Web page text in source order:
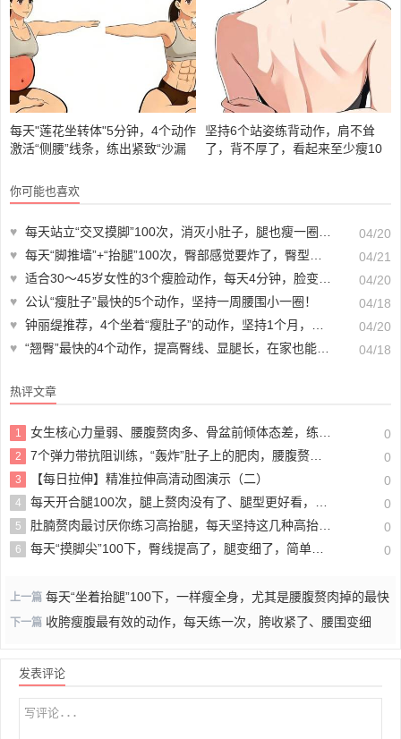
每天"莲花坐转体"5分钟，4个动作
激活“侧腰”线条，练出紧致“沙漏
坚持6个站姿练背动作，肩不耸
了，背不厚了，看起来至少瘦10
你可能也喜欢
♥ 每天站立“交叉摸脚”100次，消灭小肚子，腿也瘦一圈，适合新手
04/20
♥ 每天“脚推墙”+“抬腿”100次，臀部感觉要炸了，臀型紧实又圆润！
04/21
♥ 适合30～45岁女性的3个瘦脸动作，每天4分钟，脸变小了，法令纹也不见了
04/20
♥
公认“瘦肚子”最快的5个动作，坚持一周腰围小一圈！
04/18
♥ 钟丽缇推荐，4个坐着“瘦肚子”的动作，坚持1个月，练出马甲线
04/20
♥ “翘臀”最快的4个动作，提高臀线、显腿长，在家也能练！ 04/18
热评文章
1 女生核心力量弱、腰腹赘肉多、骨盆前倾体态差，练这6个动作就够了！ 0
2 7个弹力带抗阻训练，“轰炸”肚子上的肥肉，腰腹赘肉一层层掉，超级酸爽！ 0
3 【每日拉伸】精准拉伸高清动图演示（二） 0
4 每天开合腿100次，腿上赘肉没有了、腿型更好看，懒人瘦腿必备！ 0
5 肚腩赘肉最讨厌你练习高抬腿，每天坚持这几种高抬腿动作，肚腩变小了，全身也瘦了！ 0
6 每天“摸脚尖”100下，臀线提高了，腿变细了，简单又有效！ 0
上一篇 每天“坐着抬腿”100下，一样瘦全身，尤其是腰腹赘肉掉的最快
下一篇 收胯瘦腹最有效的动作，每天练一次，胯收紧了、腰围变细
发表评论